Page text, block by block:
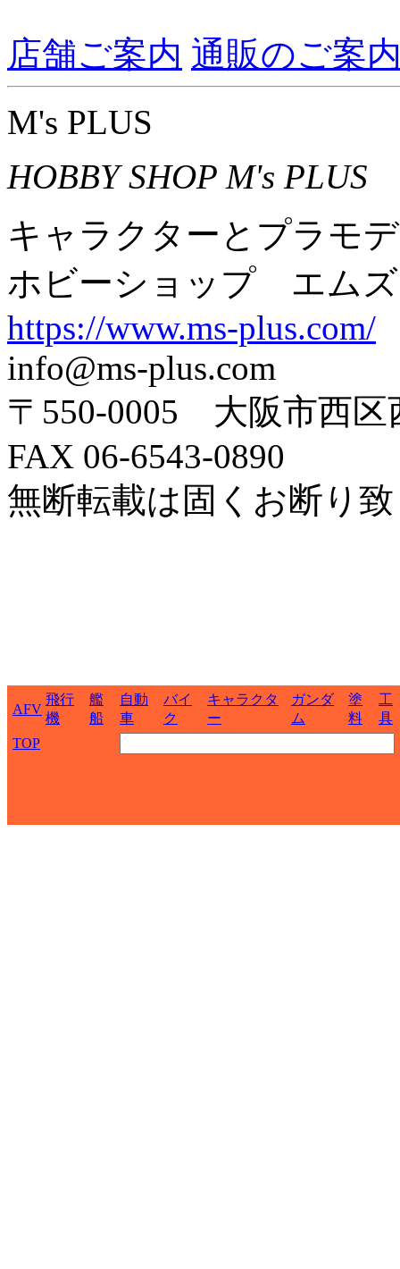
店舗ご案内 通販のご案
M's PLUS
HOBBY SHOP M's PLUS
キャラクターとプラモ
ホビーショップ エム
https://www.ms-plus.com/
info@ms-plus.com
〒550-0005 大阪市西
FAX 06-6543-0890
無断転載は固くお断り
AFV
飛行
機
艦
船
自動
車
バイ
ク
キャラクタ
ー
ガンダ
ム
塗
料
工
具
TOP